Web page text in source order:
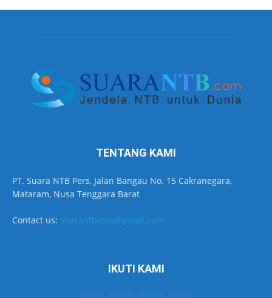
TENTANG KAMI
PT. Suara NTB Pers, Jalan Bangau No. 15 Cakranegara,
Mataram, Nusa Tenggara Barat
Contact us: suarantbcom@gmail.com
IKUTI KAMI